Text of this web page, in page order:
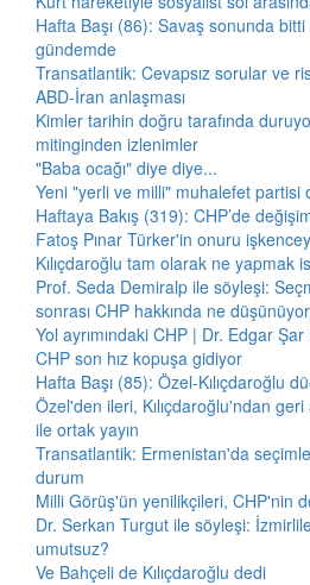
Hafta Başı (86): Savaş sonunda
gündemde
Transatlantik: Cevapsız sorular ve
ABD-İran anlaşması
Kimler tarihin doğru tarafında
mitinginden izlenimler
"Baba ocağı" diye diye...
Yeni "yerli ve milli" muhalefet partisi
Haftaya Bakış (319): CHP’de
Fatoş Pınar Türker'in onuru
Kılıçdaroğlu tam olarak ne yapmak
Prof. Seda Demiralp ile söyleşi:
sonrası CHP hakkında ne
Yol ayrımındaki CHP | Dr. Edgar
CHP son hız kopuşa gidiyor
Hafta Başı (85): Özel-Kılıçdaroğlu
Özel'den ileri, Kılıçdaroğlu'ndan
ile ortak yayın
Transatlantik: Ermenistan'da
durum
Milli Görüş'ün yenilikçileri, CHP'nin
Dr. Serkan Turgut ile söyleşi:
umutsuz?
Ve Bahçeli de Kılıçdaroğlu dedi